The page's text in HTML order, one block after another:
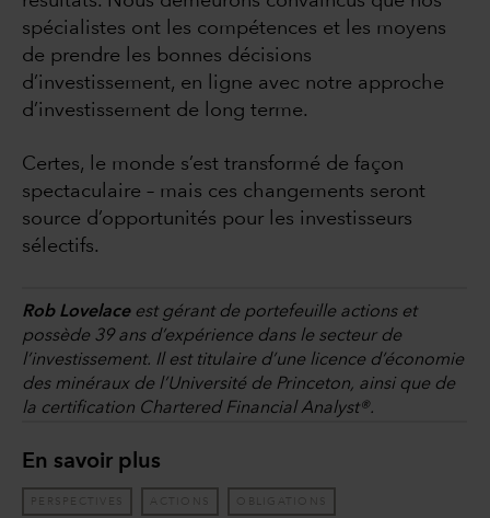
spécialistes ont les compétences et les moyens
de prendre les bonnes décisions
d’investissement, en ligne avec notre approche
d’investissement de long terme.
Certes, le monde s’est transformé de façon
spectaculaire – mais ces changements seront
source d’opportunités pour les investisseurs
sélectifs.
Rob Lovelaceest gérant de portefeuille actions et
possède 39 ans d’expérience dans le secteur de
l’investissement. Il est titulaire d’une licence d’économie
des minéraux de l’Université de Princeton, ainsi que de
la certification Chartered Financial Analyst®.
En savoir plus
PERSPECTIVES ACTIONS OBLIGATIONS